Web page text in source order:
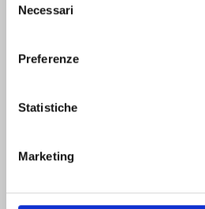
assenza dei cookie diversi da
informazioni puoi consultare la
delNecessari
Preferenze
Statistiche
Marketing